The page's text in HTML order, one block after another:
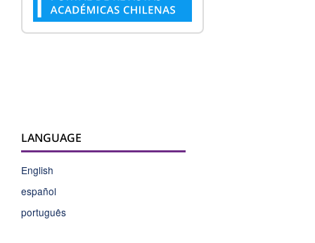
LANGUAGE
English
español
português